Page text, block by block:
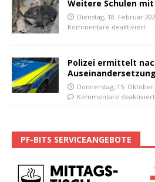
Weitere Schulen
Dienstag, 18. Februar
Kommentare deaktiviert
Polizei ermittelt
Donnerstag, 15. Oktober
Kommentare deaktiviert
PF-BITS SERVICEANGEBOTE